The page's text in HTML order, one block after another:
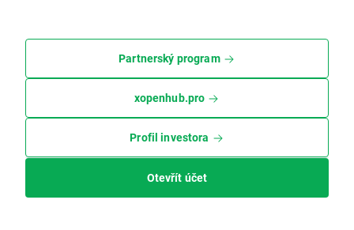
Partnerský program
xopenhub.pro
Profil investora
Otevřít účet